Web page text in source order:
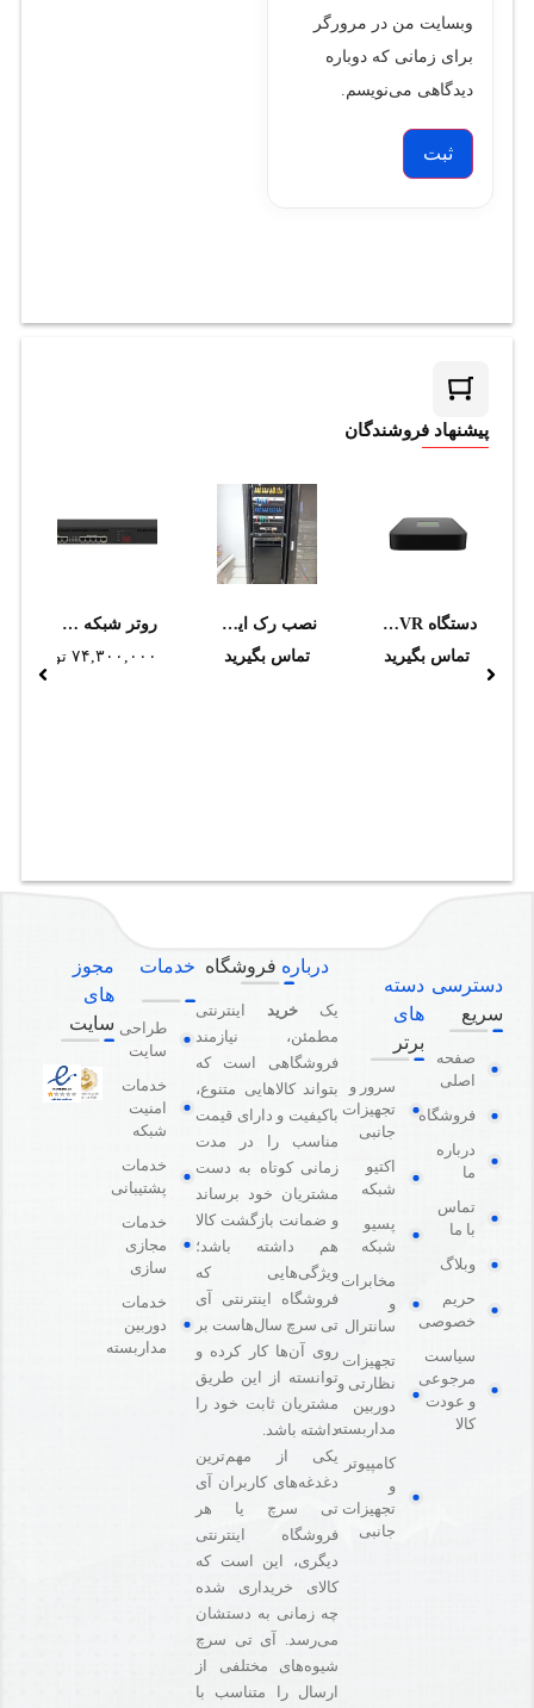
وبسایت من در مرورگر
برای زمانی که دوباره
دیدگاهی می‌نویسم.
پیشنهاد فروشندگان
دستگاه NVR تحت شبکه تیاندی مدل TC-R3110 I/B/L/V1.1
تماس بگیرید
نصب رک ایستاده به همراه آرایش رک (بزرگتر از سايز 22 يونيت)
تماس بگیرید
روتر شبکه 10 پورت میکروتیک مدل RB3011UiAS-RM
۷۴,۳۰۰,۰۰۰ تومان
دسترسی
سریع
صفحه
اصلی
فروشگاه
درباره
ما
تماس
با ما
وبلاگ
حریم
خصوصی
سیاست
مرجوعی
و عودت
کالا
دسته
های
برتر
سرور و
تجهیزات
جانبی
اکتیو
شبکه
پسیو
شبکه
مخابرات
و
سانترال
تجهیزات
نظارتی و
دوربین
مداربسته
کامپیوتر
و
تجهیزات
جانبی
درباره فروشگاه
یک خرید اینترنتی
مطمئن، نیازمند
فروشگاهی است که
بتواند کالاهایی متنوع،
باکیفیت و دارای قیمت
مناسب را در مدت
زمانی کوتاه به دست
مشتریان خود برساند
و ضمانت بازگشت کالا
هم داشته باشد؛
ویژگی‌هایی که
فروشگاه اینترنتی آی
تی سرچ سال‌هاست بر
روی آن‌ها کار کرده و
توانسته از این طریق
مشتریان ثابت خود را
داشته باشد.
یکی از مهم‌ترین
دغدغه‌های کاربران آی
تی سرچ یا هر
فروشگاه‌ اینترنتی
دیگری، این است که
کالای خریداری شده
چه زمانی به دستشان
می‌رسد. آی تی سرچ
شیوه‌های مختلفی از
ارسال را متناسب با
خدمات
طراحی
سایت
خدمات
امنیت
شبکه
خدمات
پشتیبانی
خدمات
مجازی
سازی
خدمات
دوربین
مداربسته
مجوز
های
سایت